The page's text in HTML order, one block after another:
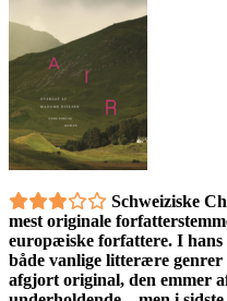
Schweiziske
mest originale
europæiske forfattere. I hans
både vanlige litterære genrer
afgjort original, den emmer